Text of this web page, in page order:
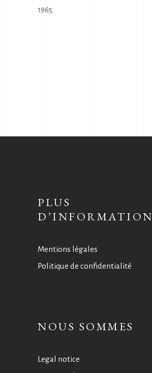
1965
PLUS
D’INFORMATION
Mentions légales
Politique de confidentialité
NOUS SOMMES
Legal notice